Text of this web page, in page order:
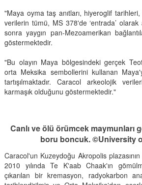
"Maya oyma taş anıtları, hiyeroglif
verilerin tümü, MS 378'de ‘entrada’ olarak
sonra yaygın pan-Mezoamerikan
göstermektedir.
"Bu olayın Maya bölgesindeki gerçek
orta Meksika sembollerini kullanan
tartışılmaktadır. Caracol arkeolojik
karmaşık olduğunu göstermektedir."
Canlı ve ölü örümcek maymunları
boru boncuk. ©University
Caracol'un Kuzeydoğu Akropolis
2010 yılında Te K'aab Chaak'ın
çıkarılan bir kremasyon, radyokarbon